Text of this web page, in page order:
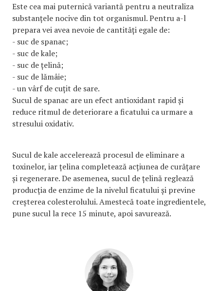
Este cea mai puternică variantă pentru a neutraliza
substanțele nocive din tot organismul. Pentru a-l
prepara vei avea nevoie de cantități egale de:
- suc de spanac;
- suc de kale;
- suc de țelină;
- suc de lămâie;
- un vârf de cuțit de sare.
Sucul de spanac are un efect antioxidant rapid și
reduce ritmul de deteriorare a ficatului ca urmare a
stresului oxidativ.
Sucul de kale accelerează procesul de eliminare a
toxinelor, iar țelina completează acțiunea de curățare
și regenerare. De asemenea, sucul de țelină reglează
producția de enzime de la nivelul ficatului și previne
creșterea colesterolului. Amestecă toate ingredientele,
pune sucul la rece 15 minute, apoi savurează.